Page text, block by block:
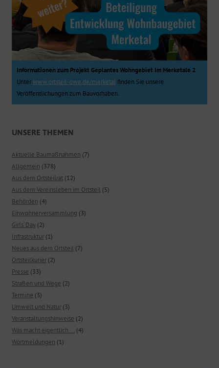
Informationen zum Projekt Geplantes Wohngebiet Im Merketale 2
Unterwww.ortsteil-owe.de/merketalfinden Sie unsere
Veröffentlichungen zum Bauvorhaben.
UNSERE THEMEN
Aktuelle Baumaßnahmen (7)
Allgemein (378)
Aus dem Ortsteilrat (12)
Aus dem Vereinsleben im Ortsteil (5)
Behörden (4)
Einwohnerversammlung (3)
Girls`Day (2)
Infrastruktur (1)
Neues aus dem Ortsteil (7)
Ortsteilkurier (2)
Presse (33)
Straßen und Wege (2)
Termine (3)
Umwelt und Natur (3)
Veranstaltungshinweise (2)
Was macht eigentlich…. (4)
Wortmeldungen (1)